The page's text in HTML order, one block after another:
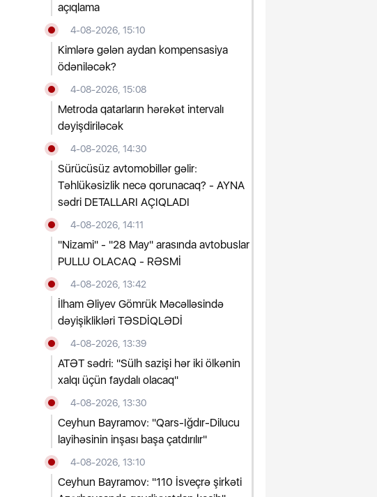
açıqlama
4-08-2026, 15:10
Kimlərə gələn aydan kompensasiya
ödəniləcək?
4-08-2026, 15:08
Metroda qatarların hərəkət intervalı
dəyişdiriləcək
4-08-2026, 14:30
Sürücüsüz avtomobillər gəlir:
Təhlükəsizlik necə qorunacaq? - AYNA
sədri DETALLARI AÇIQLADI
4-08-2026, 14:11
"Nizami" - "28 May" arasında avtobuslar
PULLU OLACAQ - RƏSMİ
4-08-2026, 13:42
İlham Əliyev Gömrük Məcəlləsində
dəyişiklikləri TƏSDİQLƏDİ
4-08-2026, 13:39
ATƏT sədri: "Sülh sazişi hər iki ölkənin
xalqı üçün faydalı olacaq"
4-08-2026, 13:30
Ceyhun Bayramov: "Qars-Iğdır-Dilucu
layihəsinin inşası başa çatdırılır"
4-08-2026, 13:10
Ceyhun Bayramov: "110 İsveçrə şirkəti